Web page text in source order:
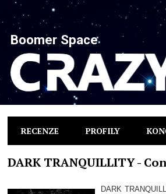
Boomer Space
RECENZE PROFILY
DARK TRANQUILLITY -
DARK